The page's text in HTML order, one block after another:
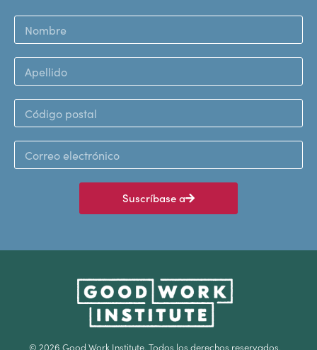
Suscríbase a
© 2026 Good Work Institute. Todos los derechos reservados.